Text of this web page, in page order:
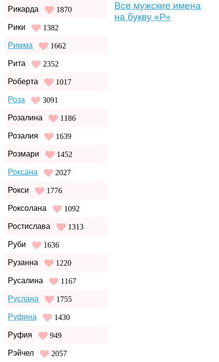
Рикарда 1870
Рики 1382
Римма 1662
Рита 2352
Роберта 1017
Роза 3091
Розалина 1186
Розалия 1639
Розмари 1452
Роксана 2027
Рокси 1776
Роксолана 1092
Ростислава 1313
Руби 1636
Рузанна 1220
Русалина 1167
Руслана 1755
Руфина 1430
Руфия 949
Рэйчел 2057
Все мужские имена
на букву «Р»